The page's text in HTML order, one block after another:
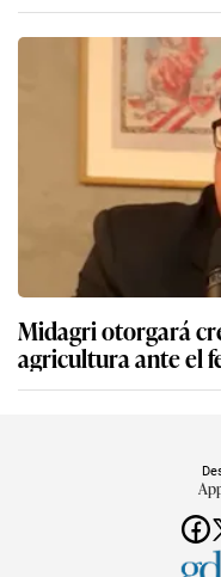
Midagri otorgará
agricultura ante el